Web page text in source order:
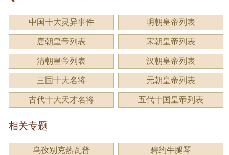
中国十大灵异事件 明朝皇帝列表
唐朝皇帝列表 宋朝皇帝列表
清朝皇帝列表 汉朝皇帝列表
三国十大名将 元朝皇帝列表
古代十大天才名将 五代十国皇帝列表
相关专题
乌孜别克热瓦普 碧约牛腿琴